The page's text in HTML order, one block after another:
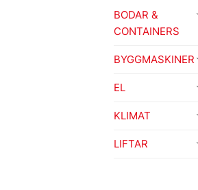
BODAR &
CONTAINERS
BYGGMASKINER
EL
KLIMAT
LIFTAR